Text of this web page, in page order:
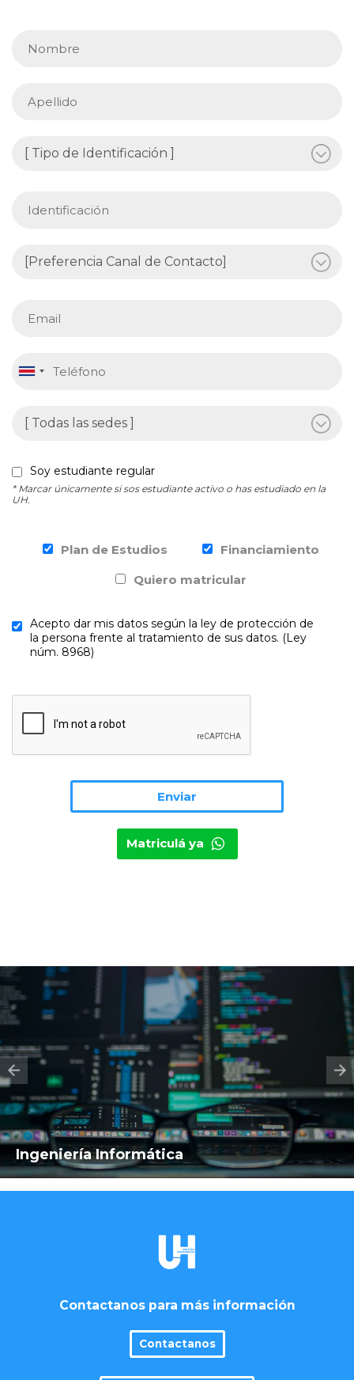
Soy estudiante regular
* Marcar únicamente si sos estudiante activo o has estudiado en la
UH.
Plan de Estudios
Financiamiento
Quiero matricular
Acepto dar mis datos según la ley de protección de
la persona frente al tratamiento de sus datos. (Ley
núm. 8968)
Matriculá ya
Ingeniería Informática
Contactanos para más información
Contactanos